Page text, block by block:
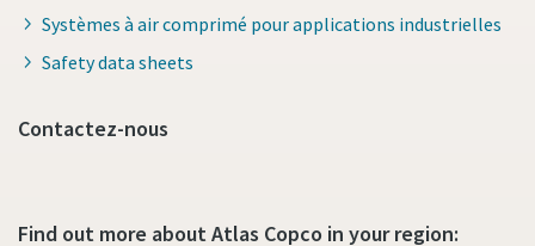
Systèmes à air comprimé pour applications industrielles
Safety data sheets
Contactez-nous
Find out more about Atlas Copco in your region: